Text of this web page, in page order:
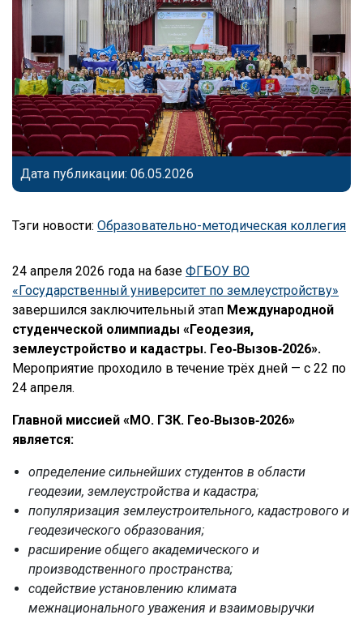
Дата публикации: 06.05.2026
Тэги новости: Образовательно-методическая коллегия
24 апреля 2026 года на базе ФГБОУ ВО
«Государственный университет по землеустройству»
завершился заключительный этап Международной
студенческой олимпиады «Геодезия,
землеустройство и кадастры. Гео‑Вызов‑2026».
Мероприятие проходило в течение трёх дней — с 22 по
24 апреля.
Главной миссией «МО. ГЗК. Гео‑Вызов‑2026»
является:
определение сильнейших студентов в области
геодезии, землеустройства и кадастра;
популяризация землеустроительного, кадастрового и
геодезического образования;
расширение общего академического и
производственного пространства;
содействие установлению климата
межнационального уважения и взаимовыручки